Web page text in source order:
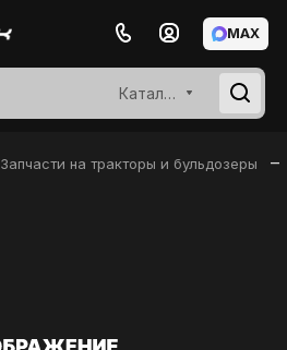
Каталог
MAX
Запчасти на тракторы и бульдозеры –